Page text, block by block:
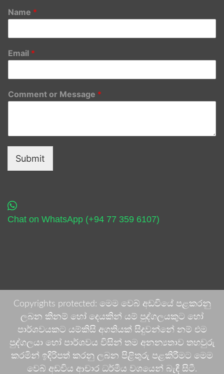
Name *
Email *
Comment or Message *
Submit
Chat on WhatsApp (+94 77 359 6107)
Copyrights protected: මෙම වෙබ් අඩවියේ පළකරනු
ලබන කිනම් හෝ දෙයකින් යම් පුද්ගලයකුට හෝ
පාර්ශවයකට යම්කිසි අගතියක් සිදුවන්නේ නම් එම
පුද්ගලයා හෝ පාර්ශවය විසින් තම අනන්‍යතාව තහවුරු
කරමින් ඉදිරිපත් කරනු ලබන පිළිතුරු පළකිරීමට මෙම
වෙබ් අඩවිය ආචාර ධර්මීය වශයෙන් බැඳී සිටී.